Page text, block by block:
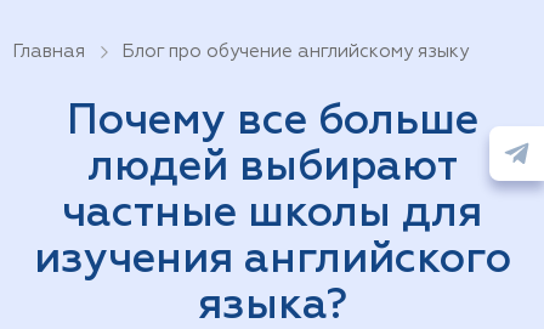
Главная Блог про обучение английскому языку
Почему все больше
людей выбирают
частные школы для
изучения английского
языка?